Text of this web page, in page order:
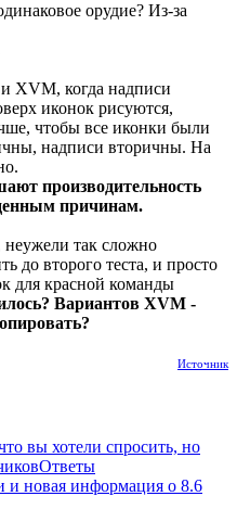
орудие? Из-за
XVM, когда надписи
иконок рисуются,
чтобы все иконки были
надписи вторичны. На
производительность
причинам.
неужели так сложно
до второго теста, и просто
для красной команды
Вариантов XVM -
Источник
вы хотели спросить, но
Ответы
и новая информация о 8.6